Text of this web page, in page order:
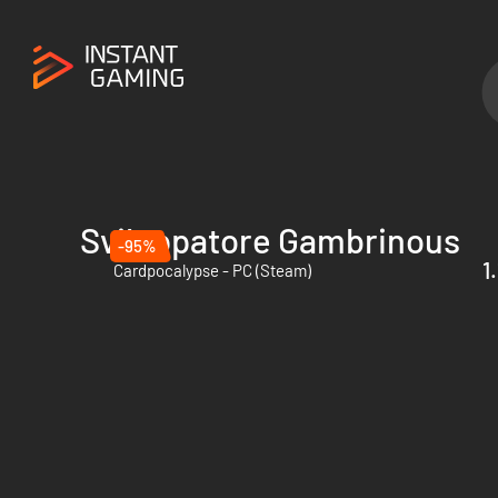
Sviluppatore Gambrinous
-95%
Cardpocalypse - PC (Steam)